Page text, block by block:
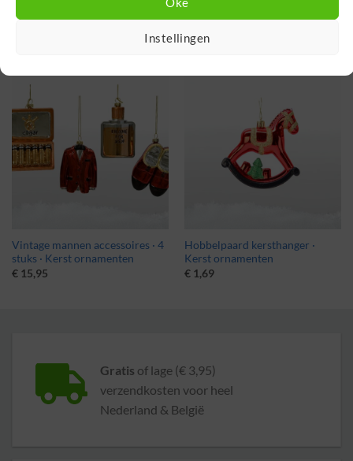
Instellingen
Mancave kersthangers · 4 stuks ·
Kerst ornamenten
Zuurstok kersthanger · Kerst
ornament
€2,00
Vintage mannen accessoires · 4
stuks · Kerst ornamenten
€15,95
Hobbelpaard kersthanger ·
Kerst ornamenten
€1,69
Gratis of lage (€ 3,95)
verzendkosten voor heel
Nederland & België